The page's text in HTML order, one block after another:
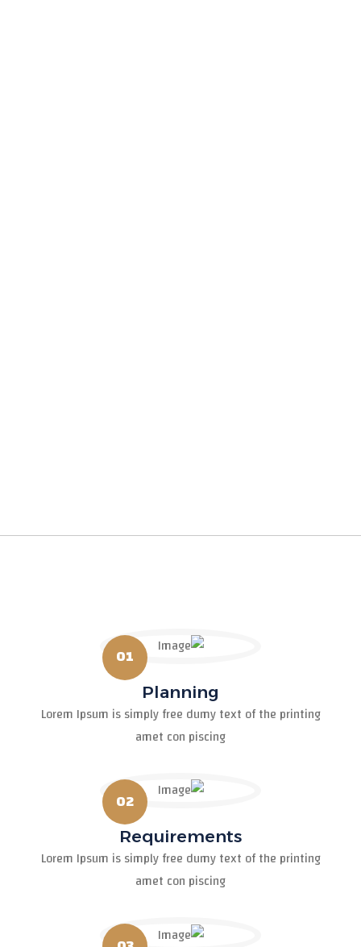
01
Planning
Lorem Ipsum is simply free dumy text of the printing
amet con piscing
02
Requirements
Lorem Ipsum is simply free dumy text of the printing
amet con piscing